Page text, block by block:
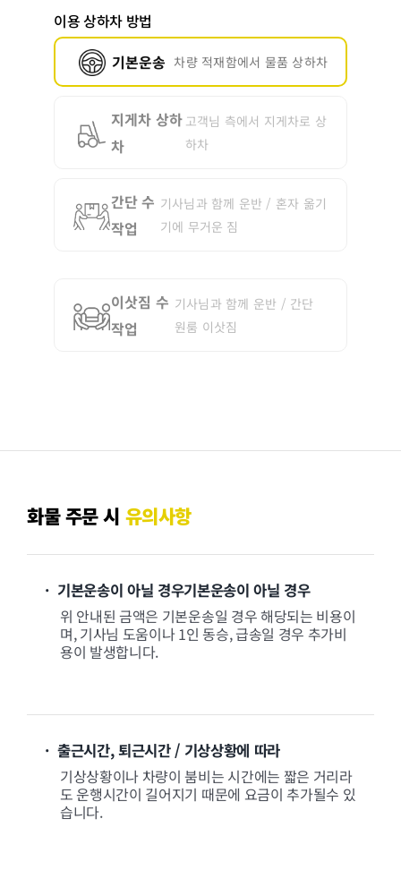
이용 상하차 방법
기본운송 차량 적재함에서 물품 상하차
지게차 상하
차
고객님 측에서 지게차로 상
하차
간단 수
작업
기사님과 함께 운반 / 혼자 옮기
기에 무거운 짐
이삿짐 수
작업
기사님과 함께 운반 / 간단
원룸 이삿짐
화물 주문 시 유의사항
· 기본운송이 아닐 경우기본운송이 아닐 경우
위 안내된 금액은 기본운송일 경우 해당되는 비용이
며, 기사님 도움이나 1인 동승, 급송일 경우 추가비
용이 발생합니다.
· 출근시간, 퇴근시간 / 기상상황에 따라
기상상황이나 차량이 붐비는 시간에는 짧은 거리라
도 운행시간이 길어지기 때문에 요금이 추가될수 있
습니다.